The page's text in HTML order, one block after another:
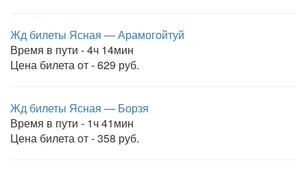
Жд билеты Ясная — Арамогойтуй
Время в пути - 4ч 14мин
Цена билета от - 629 руб.
Жд билеты Ясная — Борзя
Время в пути - 1ч 41мин
Цена билета от - 358 руб.